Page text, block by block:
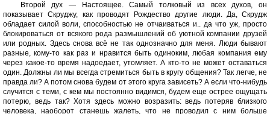
Второй дух — Настоящее. Самый толковый из всех духов, он
показывает Скруджу, как проводят Рождество другие люди. Да, Скрудж
обладает силой воли, способностью не отчаиваться и.. да что уж, просто
блокироваться от всякого рода размышлений об уютной компании друзей
или родных. Здесь снова всё не так однозначно для меня. Люди бывают
разные, кому-то как раз и нравится быть одиноким, любая компания ему
через какое-то время надоедает, утомляет. А кто-то не может оставаться
один. Должны ли мы всегда стремиться быть в кругу общения? Так легче, не
правда ли? А потом снова будем от этого круга зависеть? А если что-нибудь
случится с теми, с кем мы постоянно видимся, будем еще острее ощущать
потерю, ведь так? Хотя здесь можно возразить: ведь потеряв близкого
человека, наоборот станешь жалеть, что не проводил с ним больше